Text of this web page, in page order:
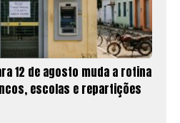
12 de agosto muda a rotina
escolas e repartições